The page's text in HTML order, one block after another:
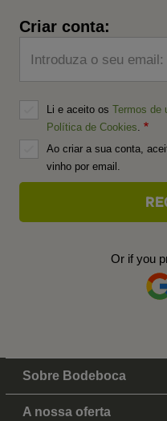
Criar conta:
Introduza o seu email:
Li e aceito os Termos de
Política de Cookies
Ao criar a sua conta,
vinho por email.
Or if you
Sobre Bodeboca
A nossa oferta